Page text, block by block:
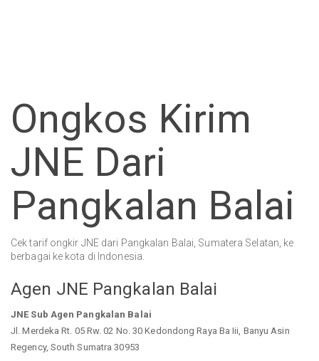
Ongkos Kirim
JNE Dari
Pangkalan Balai
Cek tarif ongkir JNE dari Pangkalan Balai, Sumatera Selatan, ke
berbagai ke kota di Indonesia.
Agen JNE Pangkalan Balai
JNE Sub Agen Pangkalan Balai
Jl. Merdeka Rt. 05 Rw. 02 No. 30 Kedondong Raya Ba Iii, Banyu Asin
Regency, South Sumatra 30953